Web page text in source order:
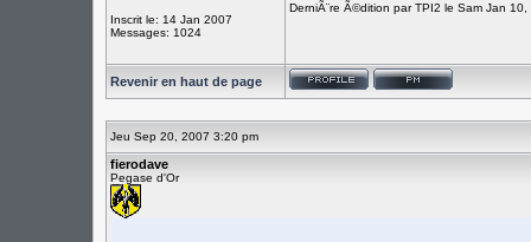
Inscrit le: 14 Jan 2007
Messages: 1024
DerniÃ¨re Ã©dition par TPI2 le Sam Jan
Revenir en haut de page
Jeu Sep 20, 2007 3:20 pm
fierodave
Pegase d'Or